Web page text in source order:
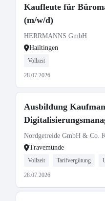
Kaufleute für
(m/w/d)
HERRMANNS GmbH
Hailtingen
Vollzeit
28.07.2026
Ausbildung
Nordgetreide GmbH & Co.
Travemünde
Vollzeit Tarifvergütung
28.07.2026